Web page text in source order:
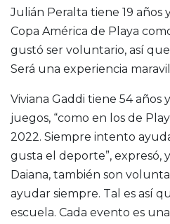
Julián Peralta tiene 19 años
Copa América de Playa
gustó ser voluntario, así
Será una experiencia
Viviana Gaddi tiene 54 años
juegos, “como en los de
2022. Siempre intento
gusta el deporte”, expresó,
Daiana, también son
ayudar siempre. Tal es así
escuela. Cada evento es